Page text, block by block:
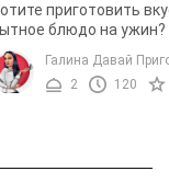
приготовить
блюдо на
любят мясо,
Тогда
картофелем по ...
Галина Давай
2
120